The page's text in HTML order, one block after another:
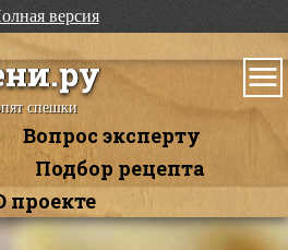
версия
спешки
Вопрос эксперту
Подбор рецепта
проекте